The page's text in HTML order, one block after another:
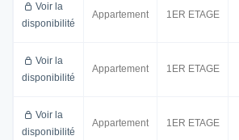
Voir la
disponibilité
Appartement 1ER ETAGE
Voir la
disponibilité
Appartement 1ER ETAGE
Voir la
disponibilité
Appartement 1ER ETAGE